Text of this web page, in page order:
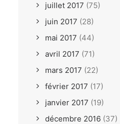
juillet 2017 (75)
juin 2017 (28)
mai 2017 (44)
avril 2017 (71)
mars 2017 (22)
février 2017 (17)
janvier 2017 (19)
décembre 2016 (37)